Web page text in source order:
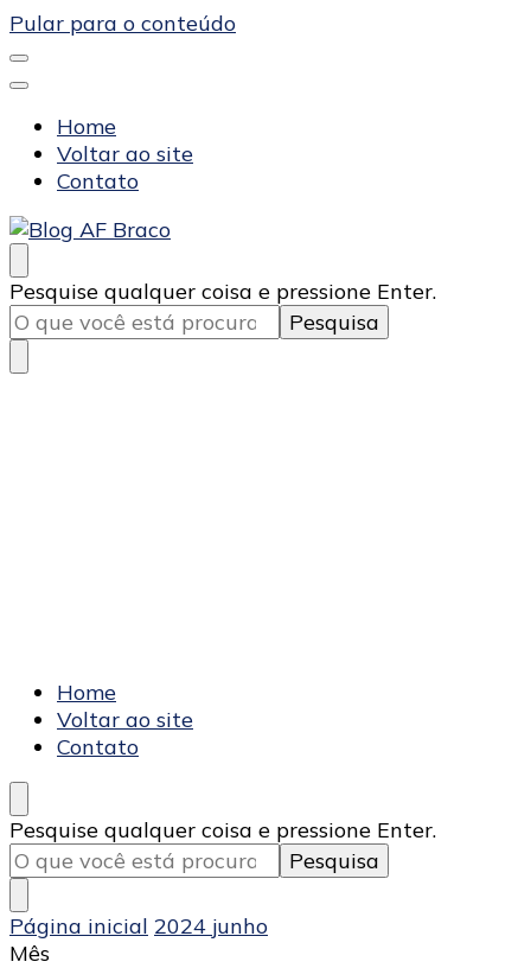
Pular para o conteúdo
Home
Voltar ao site
Contato
Blog AF Braco
Procurando
algo?
Pesquise qualquer coisa e pressione Enter.
Blog AF Braco
Home
Voltar ao site
Contato
Procurando
algo?
Pesquise qualquer coisa e pressione Enter.
Página inicial 2024 junho
Mês